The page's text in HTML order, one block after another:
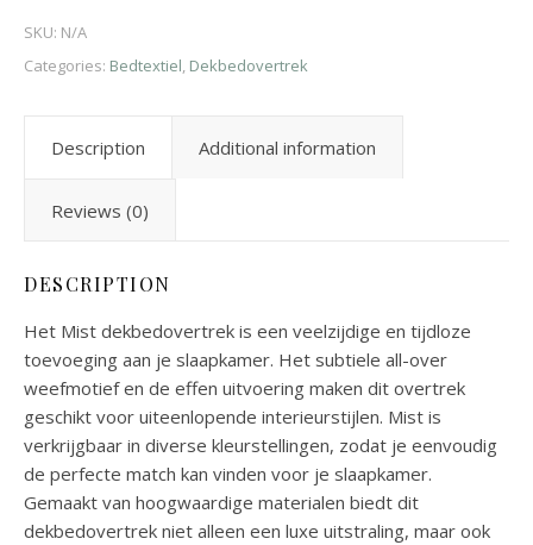
SKU: N/A
Categories: Bedtextiel, Dekbedovertrek
Description Additional information
Reviews (0)
DESCRIPTION
Het Mist dekbedovertrek is een veelzijdige en tijdloze
toevoeging aan je slaapkamer. Het subtiele all-over
weefmotief en de effen uitvoering maken dit overtrek
geschikt voor uiteenlopende interieurstijlen. Mist is
verkrijgbaar in diverse kleurstellingen, zodat je eenvoudig
de perfecte match kan vinden voor je slaapkamer.
Gemaakt van hoogwaardige materialen biedt dit
dekbedovertrek niet alleen een luxe uitstraling, maar ook